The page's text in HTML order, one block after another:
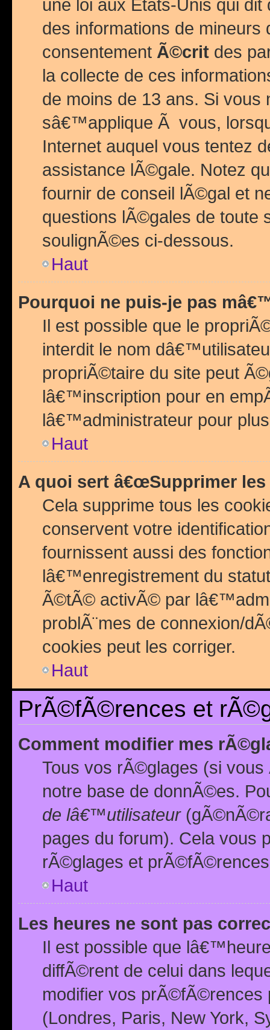
une loi aux Etats-Unis qui
des informations de mineurs
consentement Ã©crit des
la collecte de ces
de moins de 13 ans. Si
sâ€™applique Ã vous,
Internet auquel vous tentez
assistance lÃ©gale. Notez
fournir de conseil lÃ©gal et
questions lÃ©gales de
soulignÃ©es ci-dessous.
Haut
Pourquoi ne puis-je pas
Il est possible que le
interdit le nom
propriÃ©taire du site peut
lâ€™inscription pour en
lâ€™administrateur pour
Haut
A quoi sert â€œSupprimer les
Cela supprime tous les
conservent votre
fournissent aussi des
lâ€™enregistrement du
Ã©tÃ© activÃ© par
problÃ¨mes de connexion/
cookies peut les corriger.
Haut
PrÃ©fÃ©rences et
Comment modifier mes
Tous vos rÃ©glages (si
notre base de donnÃ©es.
de lâ€™utilisateur
pages du forum). Cela vous
rÃ©glages et
Haut
Les heures ne sont pas
Il est possible que
diffÃ©rent de celui dans
modifier vos prÃ©fÃ©rences
(Londres, Paris, New York,